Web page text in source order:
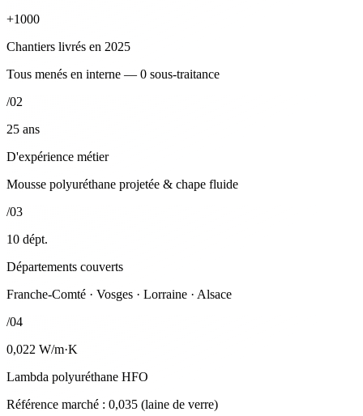
+1000
Chantiers livrés en 2025
Tous menés en interne — 0 sous-traitance
/02
25 ans
D'expérience métier
Mousse polyuréthane projetée & chape fluide
/03
10 dépt.
Départements couverts
Franche-Comté · Vosges · Lorraine · Alsace
/04
0,022 W/m·K
Lambda polyuréthane HFO
Référence marché : 0,035 (laine de verre)